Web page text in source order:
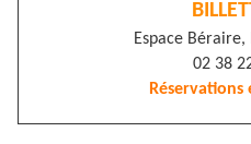
Espace
02 38
Réservations